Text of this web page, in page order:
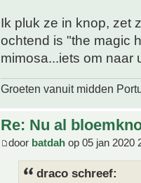
Ik pluk ze in knop, zet
ochtend is "the magic
mimosa...iets om naar
Groeten vanuit midden
Re: Nu al
door batdah op 05 jan 2020
draco schreef: